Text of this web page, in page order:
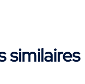
similaires